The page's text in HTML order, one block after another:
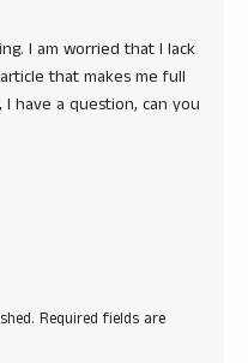
I am worried that I lack
that makes me full
have a question, can you
Required fields are